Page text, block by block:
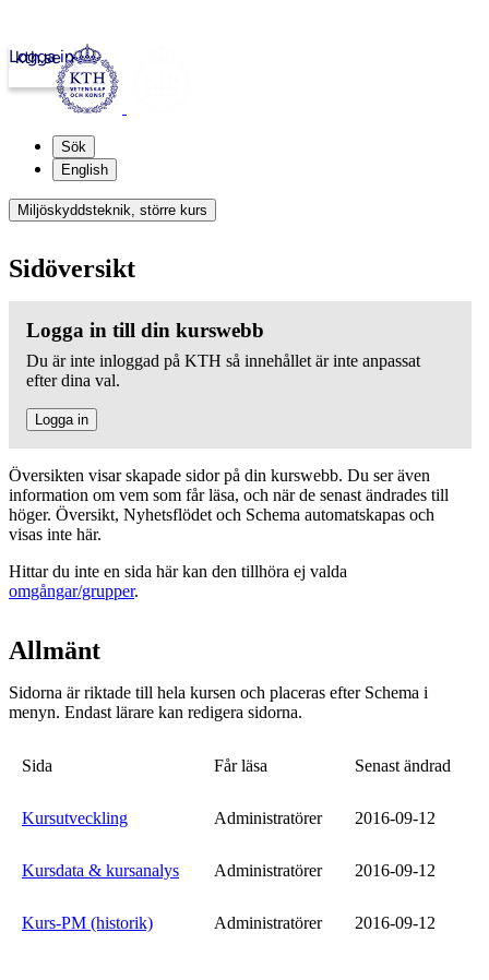
kth.se
Logga in
Sök
English
Miljöskyddsteknik, större kurs
Sidöversikt
Logga in till din kurswebb
Du är inte inloggad på KTH så innehållet är inte anpassat
efter dina val.
Logga in
Översikten visar skapade sidor på din kurswebb. Du ser även
information om vem som får läsa, och när de senast ändrades till
höger. Översikt, Nyhetsflödet och Schema automatskapas och
visas inte här.
Hittar du inte en sida här kan den tillhöra ej valda
omgångar/grupper.
Allmänt
Sidorna är riktade till hela kursen och placeras efter Schema i
menyn. Endast lärare kan redigera sidorna.
Sida Får läsa Senast ändrad
Kursutveckling Administratörer 2016-09-12
Kursdata & kursanalys Administratörer 2016-09-12
Kurs-PM (historik) Administratörer 2016-09-12